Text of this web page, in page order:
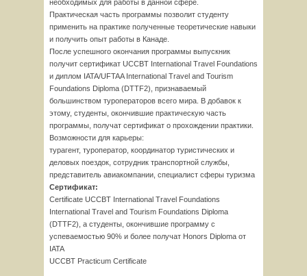
необходимых для работы в данной сфере.
Практическая часть программы позволит студенту
применить на практике полученные теоретические навыки
и получить опыт работы в Канаде.
После успешного окончания программы выпускник
получит сертификат UCCBT International Travel Foundations
и диплом IATA/UFTAA International Travel and Tourism
Foundations Diploma (DTTF2), признаваемый
большинством туроператоров всего мира. В добавок к
этому, студенты, окончившие практическую часть
программы, получат сертификат о прохождении практики.
Возможности для карьеры:
турагент, туроператор, координатор туристических и
деловых поездок, сотрудник транспортной службы,
представитель авиакомпании, специалист сферы туризма
Сертификат:
Certificate UCCBT International Travel Foundations
International Travel and Tourism Foundations Diploma
(DTTF2), а студенты, окончившие программу с
успеваемостью 90% и более получат Honors Diploma от
IATA
UCCBT Practicum Certificate